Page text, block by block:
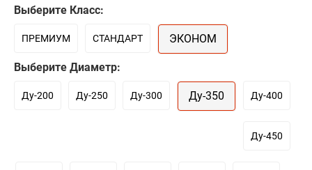
Выберите Класс:
ПРЕМИУМ СТАНДАРТ ЭКОНОМ
Выберите Диаметр:
Ду-200 Ду-250 Ду-300 Ду-350 Ду-400
Ду-450